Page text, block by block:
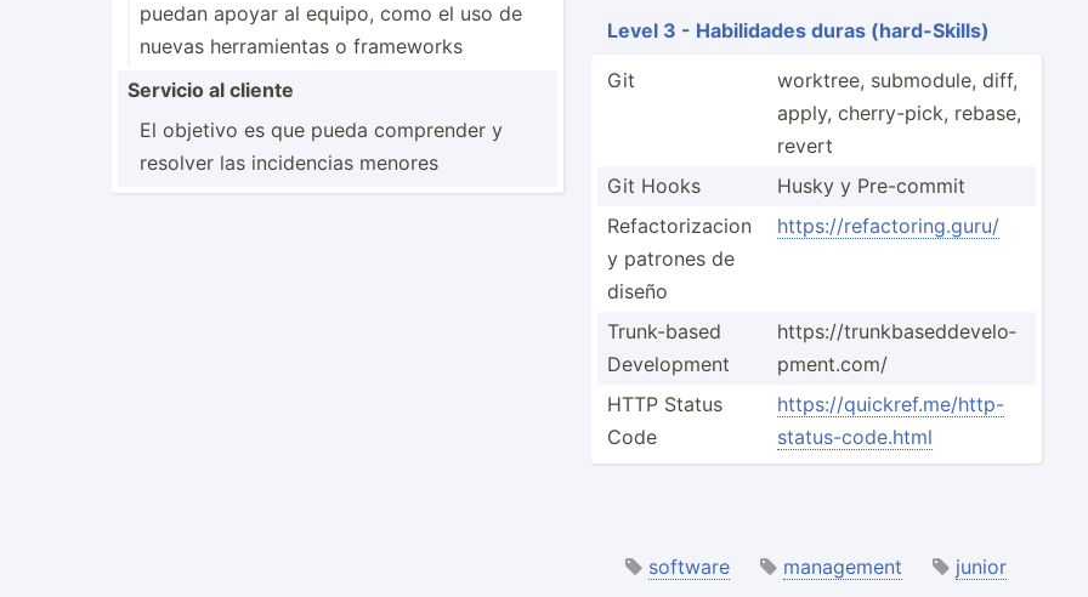
puedan apoyar al equipo, como el uso de
nuevas herram­ientas o frameworks
Servicio al cliente
El objetivo es que pueda comprender y
resolver las incide­ncias menores
Level 3 - Habili­dades duras (hard-­Skills)
Git
worktree, submodule, diff,
apply, cherry­-pick, rebase,
revert
Git Hooks
Husky y Pre-commit
Refact­ori­zacion
y patrones de
diseño
https:­//r­efa­cto­rin­g.guru/
Trunk-­­based
Develo­­pment
https:­­//­t­r­un­­kba­­se­d­d­ev­­elo­­
pm­e­n­t.com/
HTTP Status
Code
https:­//q­uic­kre­f.m­e/h­ttp­-
st­atu­s-c­ode.html
software management junior